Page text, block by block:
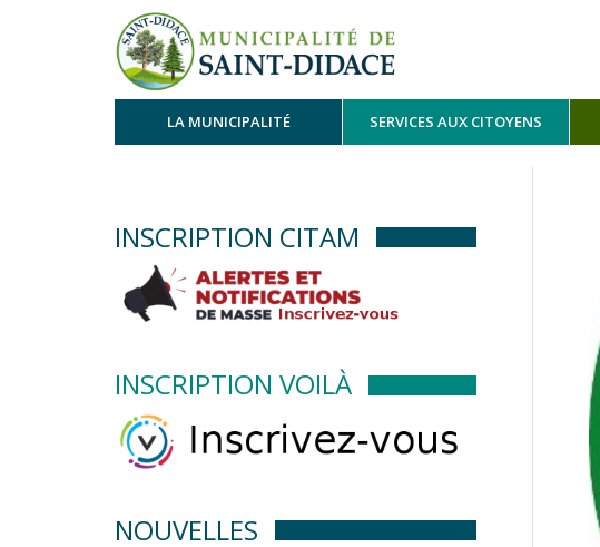
LA MUNICIPALITÉ SERVICES AUX CITOYENS
INSCRIPTION CITAM
INSCRIPTION VOILÀ
NOUVELLES